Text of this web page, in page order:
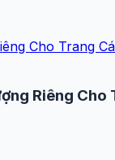
Cho Trang
Riêng Cho